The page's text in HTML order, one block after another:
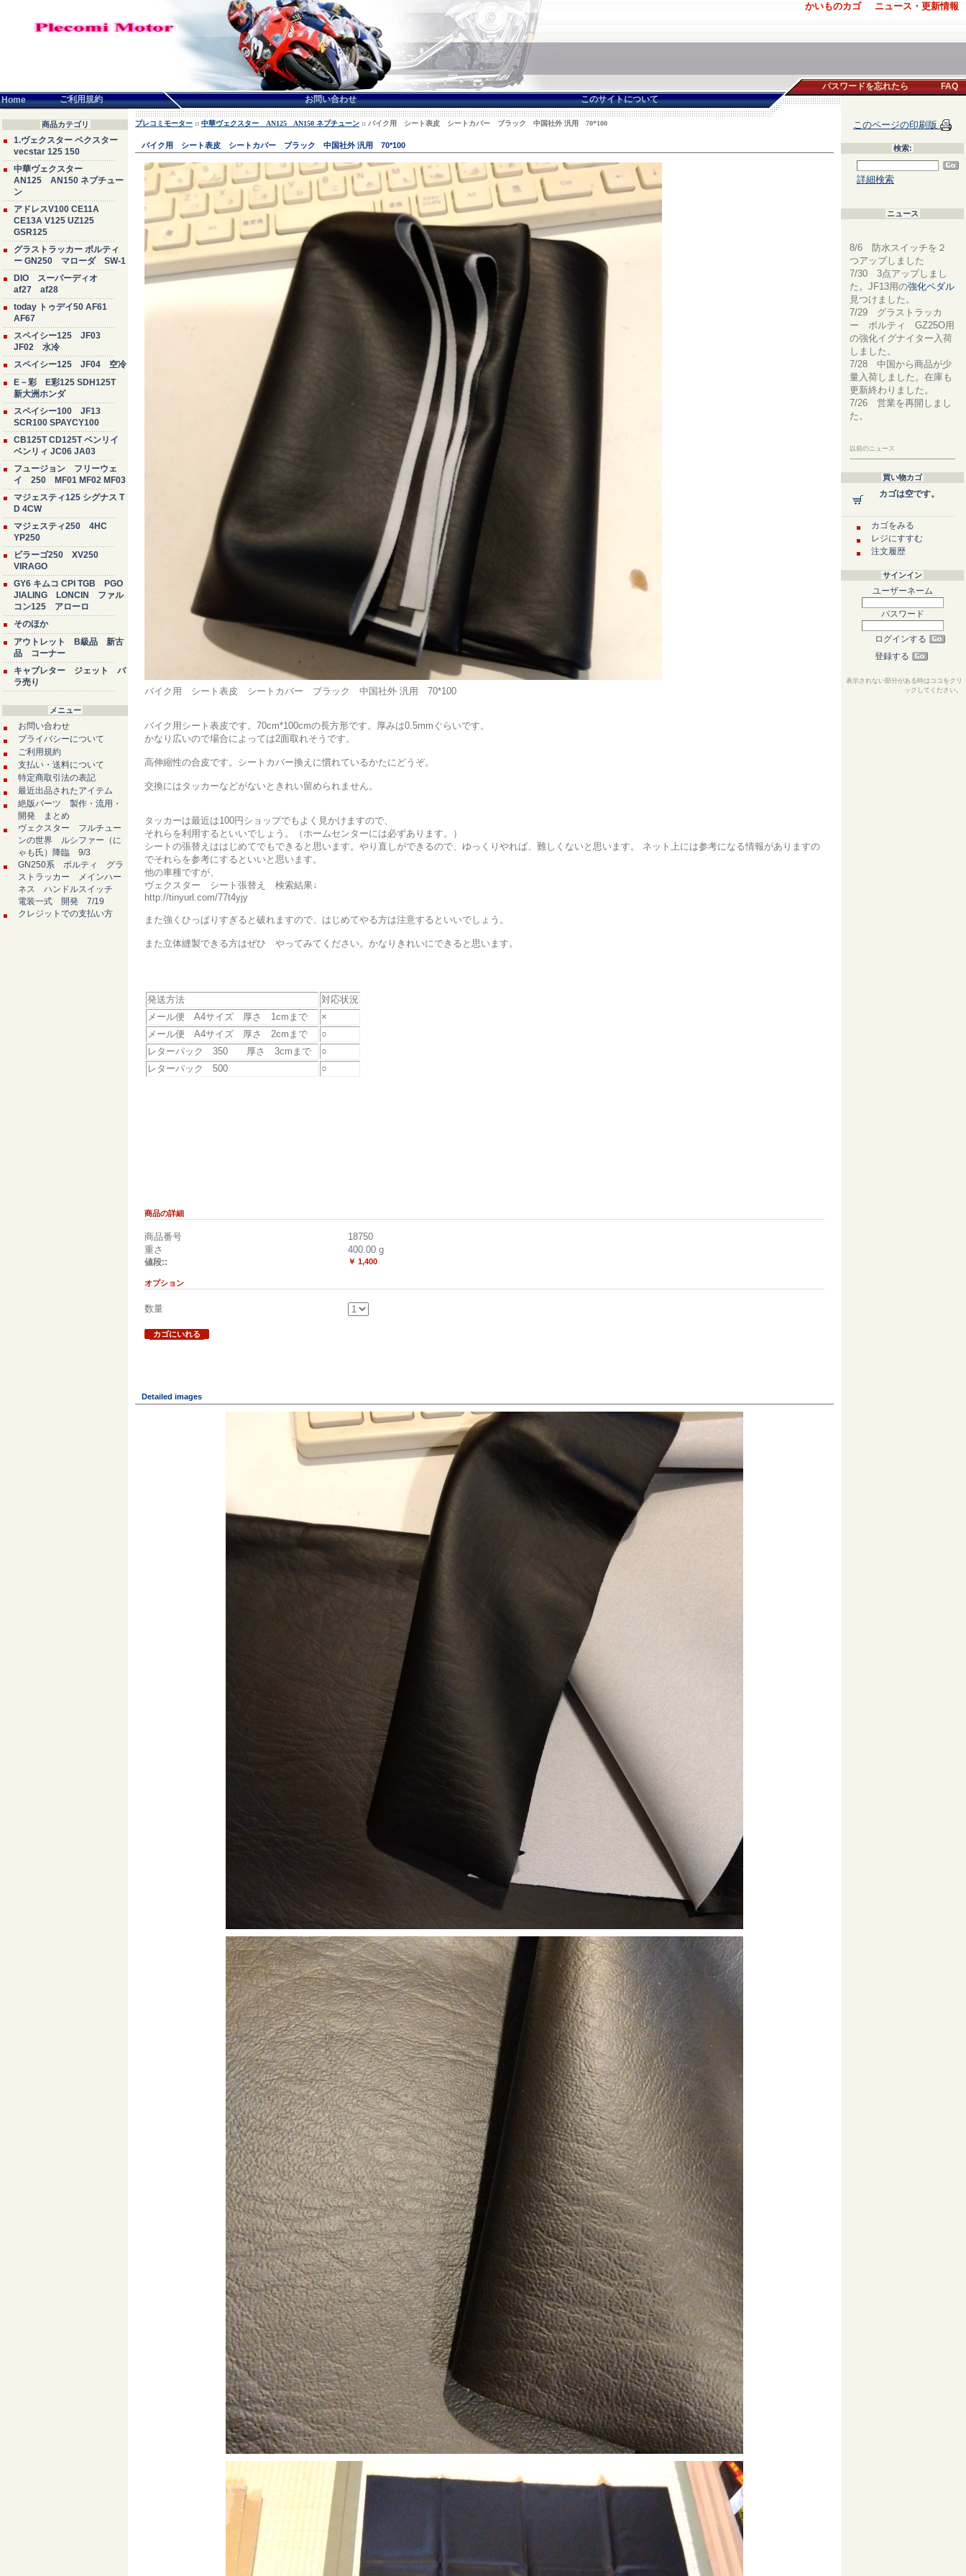
かいものカゴ ニュース・更新情報
Home ご利用規約 お問い合わせ このサイトについて
パスワードを忘れたら FAQ
商品カテゴリ
1.ヴェクスター ベクスター
vecstar 125 150
中華ヴェクスター
AN125 AN150 ネプチュー
ン
アドレスV100 CE11A
CE13A V125 UZ125
GSR125
グラストラッカー ボルティ
ー GN250 マローダ SW-1
DIO スーパーディオ
af27 af28
today トゥデイ50 AF61
AF67
スペイシー125 JF03
JF02 水冷
スペイシー125 JF04 空冷
E－彩 E彩125 SDH125T
新大洲ホンダ
スペイシー100 JF13
SCR100 SPAYCY100
CB125T CD125T ベンリイ
ベンリィ JC06 JA03
フュージョン フリーウェ
イ 250 MF01 MF02 MF03
マジェスティ125 シグナス T
D 4CW
マジェスティ250 4HC
YP250
ビラーゴ250 XV250
VIRAGO
GY6 キムコ CPI TGB PGO
JIALING LONCIN ファル
コン125 アローロ
そのほか
アウトレット B級品 新古
品 コーナー
キャブレター ジェット バ
ラ売り
メニュー
お問い合わせ
プライバシーについて
ご利用規約
支払い・送料について
特定商取引法の表記
最近出品されたアイテム
絶版パーツ 製作・流用・
開発 まとめ
ヴェクスター フルチュー
ンの世界 ルシファー（に
ゃも氏）降臨 9/3
GN250系 ボルティ グラ
ストラッカー メインハー
ネス ハンドルスイッチ
電装一式 開発 7/19
クレジットでの支払い方
プレコミモーター :: 中華ヴェクスター AN125 AN150 ネプチューン :: バイク用 シート表皮 シートカバー ブラック 中国社外 汎用 70*100
バイク用 シート表皮 シートカバー ブラック 中国社外 汎用 70*100
バイク用 シート表皮 シートカバー ブラック 中国社外 汎用 70*100
バイク用シート表皮です。70cm*100cmの長方形です。厚みは0.5mmぐらいです。
かなり広いので場合によっては2面取れそうです。
高伸縮性の合皮です。シートカバー換えに慣れているかたにどうぞ。
交換にはタッカーなどがないときれい留められません。
タッカーは最近は100円ショップでもよく見かけますので、
それらを利用するといいでしょう。（ホームセンターには必ずあります。）
シートの張替えははじめてでもできると思います。やり直しができるので、ゆっくりやれば、難しくないと思います。 ネット上には参考になる情報がありますの
でそれらを参考にするといいと思います。
他の車種ですが、
ヴェクスター シート張替え 検索結果↓
http://tinyurl.com/77t4yjy
また強くひっぱりすぎると破れますので、はじめてやる方は注意するといいでしょう。
また立体縫製できる方はぜひ やってみてください。かなりきれいにできると思います。
発送方法
対応状況
メール便 A4サイズ 厚さ 1cmまで
×
メール便 A4サイズ 厚さ 2cmまで
○
レターパック 350 厚さ 3cmまで
○
レターパック 500
○
商品の詳細
商品番号
18750
重さ
400.00 g
値段:: ￥ 1,400
オプション
数量
カゴにいれる
Detailed images
このページの印刷版
検索:
詳細検索
ニュース
8/6 防水スイッチを２
つアップしました
7/30 3点アップしまし
た。JF13用の強化ペダル
見つけました。
7/29 グラストラッカ
ー ボルティ GZ25O用
の強化イグナイター入荷
しました。
7/28 中国から商品が少
量入荷しました。在庫も
更新終わりました。
7/26 営業を再開しまし
た。
以前のニュース
買い物カゴ
カゴは空です。
カゴをみる
レジにすすむ
注文履歴
サインイン
ユーザーネーム
パスワード
ログインする
登録する
表示されない部分がある時はココをクリ
ックしてください。